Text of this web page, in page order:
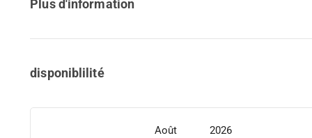
Plus d'information
disponiblilité
Août 2026